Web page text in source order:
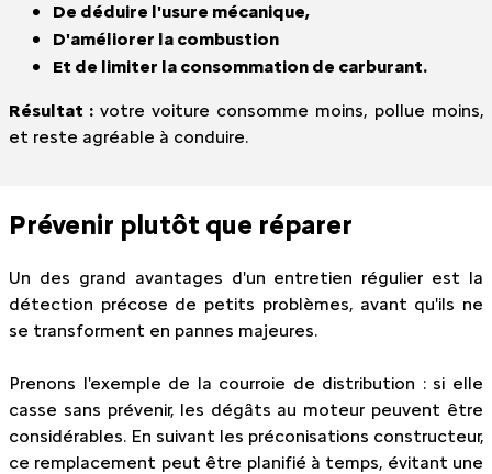
De déduire l'usure mécanique,
D'améliorer la combustion
Et de limiter la consommation de carburant.
Résultat : votre voiture consomme moins, pollue moins,
et reste agréable à conduire.
Prévenir plutôt que réparer
Un des grand avantages d'un entretien régulier est la
détection précose de petits problèmes, avant qu'ils ne
se transforment en pannes majeures.
Prenons l'exemple de la courroie de distribution : si elle
casse sans prévenir, les dégâts au moteur peuvent être
considérables. En suivant les préconisations constructeur,
ce remplacement peut être planifié à temps, évitant une